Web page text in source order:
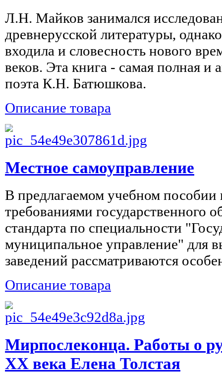
Л.Н. Майков занимался
древнерусской литературы,
входила и словесность нового
веков. Эта книга - самая полная и
поэта К.Н. Батюшкова.
Описание товара
Местное самоуправление
В предлагаемом учебном пособии
требованиями государственного
стандарта по специальности
муниципальное управление" для
заведений рассматриваются
Описание товара
Мирпослеконца. Работы о
ХХ века Елена Толстая